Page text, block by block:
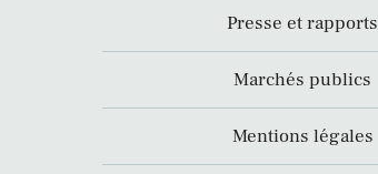
Presse et rapports
Marchés publics
Mentions légales